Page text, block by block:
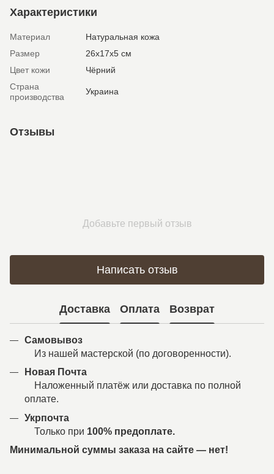
Характеристики
Материал
Натуральная кожа
Размер
26х17х5 см
Цвет кожи
Чёрний
Страна
производства
Украина
Отзывы
Добавьте первый отзыв
Написать отзыв
Доставка Оплата Возврат
Самовывоз
Из нашей мастерской (по договоренности).
Новая Почта
Наложенный платёж или доставка по полной
оплате.
Укрпочта
Только при 100% предоплате.
Минимальной суммы заказа на сайте — нет!